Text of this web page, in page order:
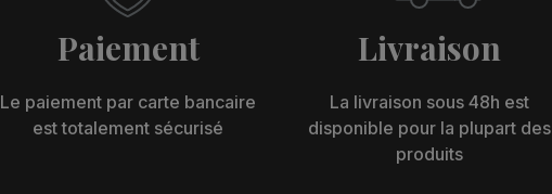
Paiement
Le paiement par carte bancaire
est totalement sécurisé
Livraison
La livraison sous 48h est
disponible pour la plupart des
produits